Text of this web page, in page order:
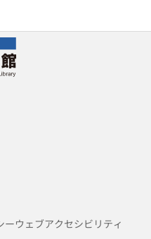
ーウェブアクセシビリティ